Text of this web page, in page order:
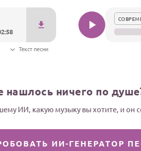
Текст песни
нашлось ничего по
ИИ, какую музыку вы хотите, и он
ИИ-ГЕНЕРАТОР